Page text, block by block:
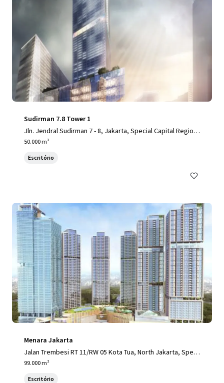
Sudirman 7.8 Tower 1
Jln. Jendral Sudirman 7 - 8, Jakarta, Special Capital Region
of Jakarta, 10220, ID
50.000 m²
Escritório
Menara Jakarta
Jalan Trembesi RT 11/RW 05 Kota Tua, North Jakarta, Speci
al Capital Region of Jakarta, 14410, ID
99.000 m²
Escritório